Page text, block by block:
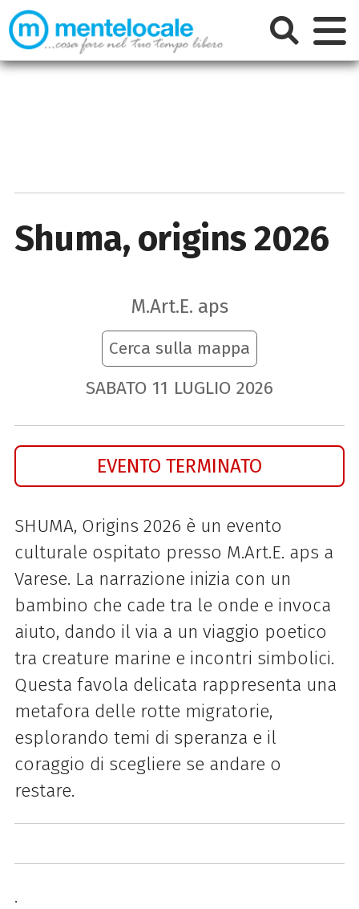
Shuma, origins 2026
M.Art.E. aps
Cerca sulla mappa
SABATO 11 LUGLIO 2026
EVENTO TERMINATO
SHUMA, Origins 2026 è un evento
culturale ospitato presso M.Art.E. aps a
Varese. La narrazione inizia con un
bambino che cade tra le onde e invoca
aiuto, dando il via a un viaggio poetico
tra creature marine e incontri simbolici.
Questa favola delicata rappresenta una
metafora delle rotte migratorie,
esplorando temi di speranza e il
coraggio di scegliere se andare o
restare.
.